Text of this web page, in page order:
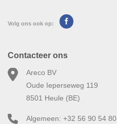
Volg ons ook op:
Contacteer ons
Areco BV
Oude Ieperseweg 119
8501 Heule (BE)
Algemeen: +32 56 90 54 80